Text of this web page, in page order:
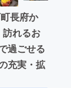
長府か
訪れるお
過ごせる
充実・拡